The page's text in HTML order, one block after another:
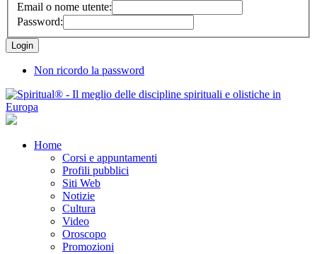
Email o nome utente:
Password:
Non ricordo la password
Home
Corsi e appuntamenti
Profili pubblici
Siti Web
Notizie
Cultura
Video
Oroscopo
Promozioni